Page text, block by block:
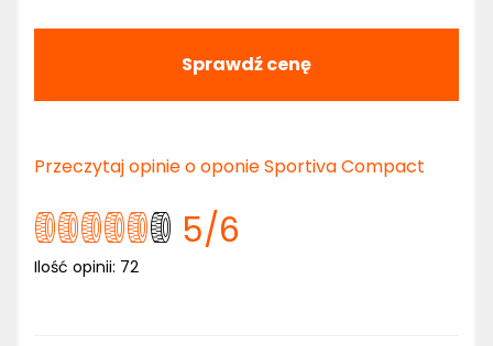
Sprawdź cenę
Przeczytaj opinie o oponie Sportiva Compact
5/6
Ilość opinii: 72